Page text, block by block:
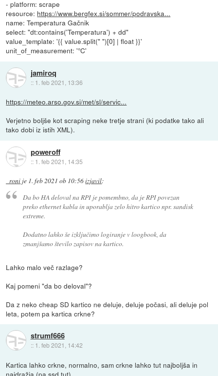
- platform: scrape
resource: https://www.bergfex.si/sommer/podravska...
name: Temperatura Gačnik
select: "dt:contains('Temperatura') + dd"
value_template: '{{ value.split(" ")[0] | float }}'
unit_of_measurement: '°C'
jamiroq
:: 1. feb 2021, 13:36
https://meteo.arso.gov.si/met/sl/servic...
Verjetno boljše kot scraping neke tretje strani (ki podatke tako ali
tako dobi iz istih XML).
poweroff
:: 1. feb 2021, 14:35
_roni je 1. feb 2021 ob 10:56izjavil:
Da bo HA deloval na RPI je pomembno, da je RPI povezan
preko ethernet kabla in uporablja zelo hitro kartico npr. sandisk
extreme.
Dodatno lahko še izključimo logiranje v loogbook, da
zmanjšamo število zapisov na kartico.
Lahko malo več razlage?
Kaj pomeni "da bo deloval"?
Da z neko cheap SD kartico ne deluje, deluje počasi, ali deluje pol
leta, potem pa kartica crkne?
strumf666
:: 1. feb 2021, 14:42
Kartica lahko crkne, normalno, sam crkne lahko tut najboljša in
najdražja (pa ssd tut).